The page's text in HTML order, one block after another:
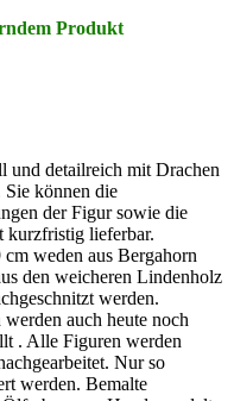
Produkt
und detailreich mit Drachen
können die
der Figur sowie die
kurzfristig lieferbar.
weden aus Bergahorn
den weicheren Lindenholz
werden.
auch heute noch
. Alle Figuren werden
Nur so
werden. Bemalte